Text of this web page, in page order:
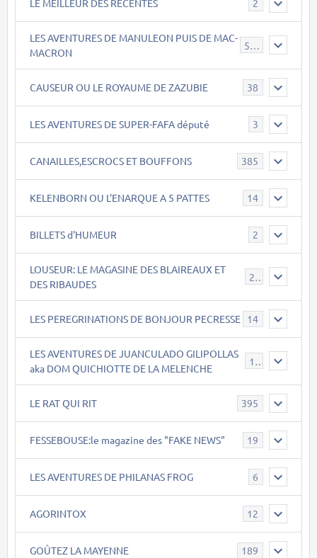
LE MEILLEUR DES RECENTES 2
LES AVENTURES DE MANULEON PUIS DE MAC-
MACRON
543
CAUSEUR OU LE ROYAUME DE ZAZUBIE 38
LES AVENTURES DE SUPER-FAFA député 3
CANAILLES,ESCROCS ET BOUFFONS 385
KELENBORN OU L'ENARQUE A 5 PATTES 14
BILLETS d'HUMEUR 2
LOUSEUR: LE MAGASINE DES BLAIREAUX ET
DES RIBAUDES
21
LES PEREGRINATIONS DE BONJOUR PECRESSE 14
LES AVENTURES DE JUANCULADO GILIPOLLAS
aka DOM QUICHIOTTE DE LA MELENCHE
119
LE RAT QUI RIT 395
FESSEBOUSE:le magazine des "FAKE NEWS" 19
LES AVENTURES DE PHILANAS FROG 6
AGORINTOX 12
GOÛTEZ LA MAYENNE 189